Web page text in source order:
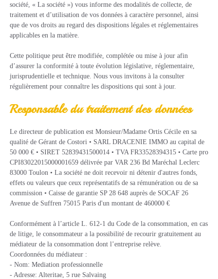
société, « La société ») vous informe des modalités de collecte, de
traitement et d’utilisation de vos données à caractère personnel, ainsi
que de vos droits au regard des dispositions légales et réglementaires
applicables en la matière.
Cette politique peut être modifiée, complétée ou mise à jour afin
d’assurer la conformité à toute évolution législative, réglementaire,
jurisprudentielle et technique. Nous vous invitons à la consulter
régulièrement pour connaître les dispositions qui sont à jour.
Responsable du traitement des données
Le directeur de publication est Monsieur/Madame Ortis Cécile en sa
qualité de Gérant de Costori • SARL DRACENIE IMMO au capital de
50 000 € • SIRET 52839431500014 • TVA FR33528394315 • Carte pro
CPI83022015000001659 délivrée par VAR 236 Bd Maréchal Leclerc
83000 Toulon • La société ne doit recevoir ni détenir d'autres fonds,
effets ou valeurs que ceux représentatifs de sa rémunération ou de sa
commission • Caisse de garantie SP 28 648 auprès de SOCAF 26
Avenue de Suffren 75015 Paris d'un montant de 460000 €
Conformément à l’article L. 612-1 du Code de la consommation, en cas
de litige, le consommateur a la possibilité de recourir gratuitement au
médiateur de la consommation dont l’entreprise relève.
Coordonnées du médiateur :
- Nom: Mediation professionnelle
- Adresse: Alteritae, 5 rue Salvaing